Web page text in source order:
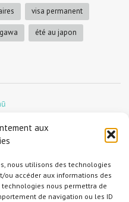
aux
nous utilisons des technologies
accéder aux informations des
nous permettra de
de navigation ou les ID
visa permanent
été au japon